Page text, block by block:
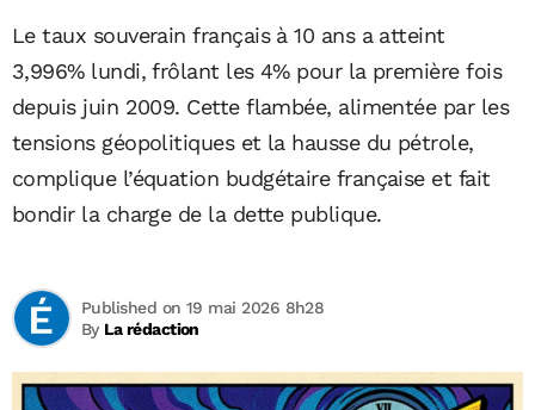
Le taux souverain français à 10 ans a atteint
3,996% lundi, frôlant les 4% pour la première fois
depuis juin 2009. Cette flambée, alimentée par les
tensions géopolitiques et la hausse du pétrole,
complique l’équation budgétaire française et fait
bondir la charge de la dette publique.
By La rédaction
Published on 19 mai 2026 8h28